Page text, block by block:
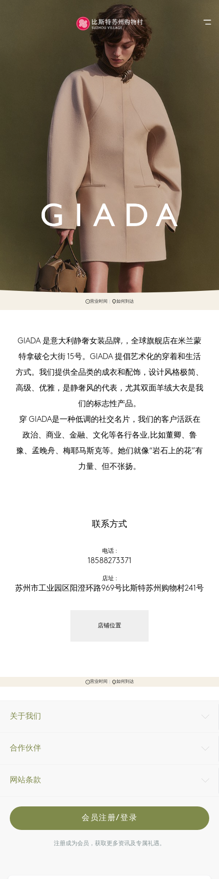
营业时间 如何到达
GIADA 是意大利静奢女装品牌,，全球旗舰店在米兰蒙
特拿破仑大街 15号。GIADA 提倡艺术化的穿着和生活
方式。我们提供全品类的成衣和配饰，设计风格极简、
高级、优雅，是静奢风的代表，尤其双面羊绒大衣是我
们的标志性产品。
穿 GIADA是一种低调的社交名片，我们的客户活跃在
政治、商业、金融、文化等各行各业,比如董卿、鲁
豫、孟晚舟、梅耶马斯克等。她们就像“岩石上的花”有
力量、但不张扬。
联系方式
电话 :
18588273371
店址 :
苏州市工业园区阳澄环路969号比斯特苏州购物村241号
店铺位置
营业时间 如何到达
关于我们
合作伙伴
网站条款
会员注册/登录
注册成为会员，获取更多资讯及专属礼遇。